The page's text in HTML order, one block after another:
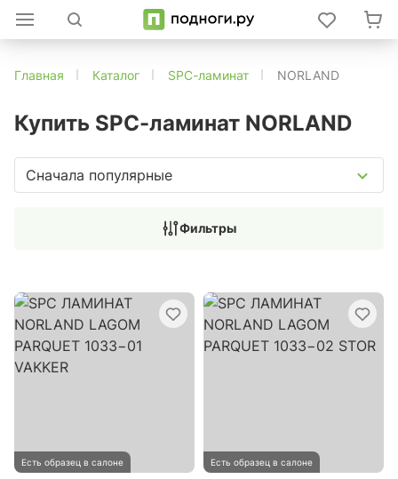
Главная Каталог SPC-ламинат NORLAND
Купить SPC-ламинат NORLAND
Сначала популярные
Фильтры
Есть образец в салоне Есть образец в салоне